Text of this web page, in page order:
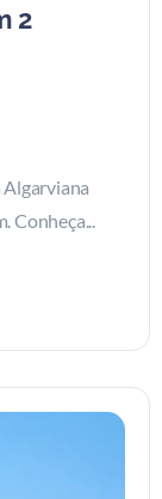
2
Algarviana